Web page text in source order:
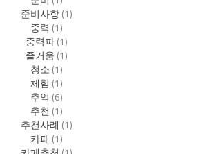
준비사항(1)
중력 (1)
중력파(1)
즐거움(1)
청소(1)
체험 (1)
추억 (6)
추천(1)
추천사례 (1)
카페 (1)